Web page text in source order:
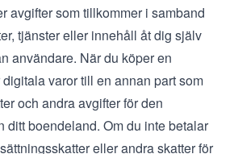
avgifter som tillkommer i samband
tjänster eller innehåll åt dig själv
användare. När du köper en
varor till en annan part som
och andra avgifter för den
ditt boendeland. Om du inte betalar
eller andra skatter för